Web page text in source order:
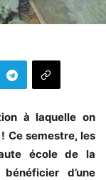
à laquelle on
Ce semestre, les
école de la
d’une